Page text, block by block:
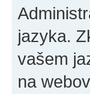
jazyka.
vašem
na